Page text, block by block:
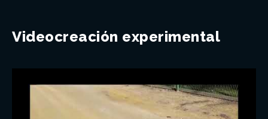
Videocreación experimental